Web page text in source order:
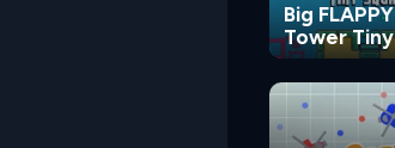
Big FLAPPY
Tower Tiny
Square